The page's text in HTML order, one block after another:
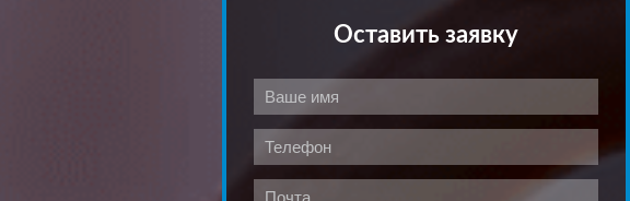
Оставить заявку